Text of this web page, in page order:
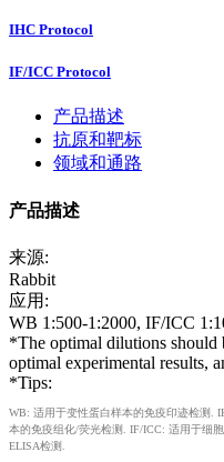
IHC Protocol
IF/ICC Protocol
产品描述
抗原和靶标
领域和通路
产品描述
来源:
Rabbit
应用:
WB 1:500-1:2000, IF/ICC
*The optimal dilutions should
optimal experimental results,
*Tips:
WB: 适用于变性蛋白样本的免疫印迹检测.
本的免疫组化/荧光检测. IF/ICC: 适用于细
ELISA检测.